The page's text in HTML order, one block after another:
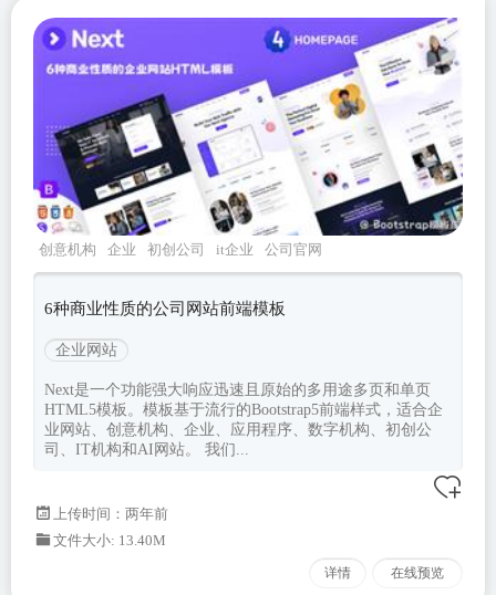
创意机构 企业 初创公司 it企业 公司官网
6种商业性质的公司网站前端模板
企业网站
Next是一个功能强大响应迅速且原始的多用途多页和单页
HTML5模板。模板基于流行的Bootstrap5前端样式，适合企
业网站、创意机构、企业、应用程序、数字机构、初创公
司、IT机构和AI网站。 我们...
上传时间：两年前
文件大小: 13.40M
详情 在线预览